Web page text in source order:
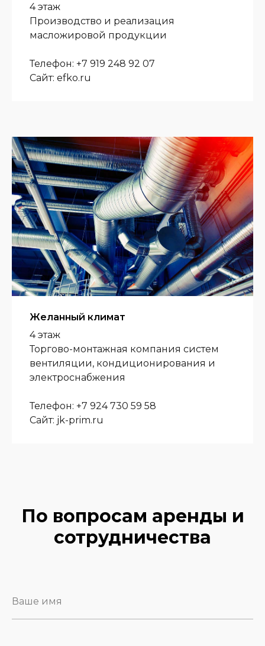
4 этаж
Производство и реализация
масложировой продукции
Телефон: +7 919 248 92 07
Сайт: efko.ru
Желанный климат
4 этаж
Торгово-монтажная компания систем
вентиляции, кондиционирования и
электроснабжения
Телефон: +7 924 730 59 58
Сайт: jk-prim.ru
По вопросам аренды и
сотрудничества